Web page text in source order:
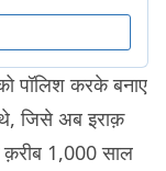
पॉलिश करके बनाए
थे, जिसे अब इराक़
क़रीब 1,000 साल